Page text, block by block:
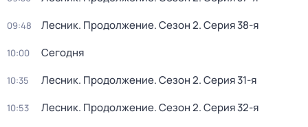
09:48 Лесник. Продолжение. Сезон 2. Серия 38-я
10:00 Сегодня
10:35 Лесник. Продолжение. Сезон 2. Серия 31-я
10:53 Лесник. Продолжение. Сезон 2. Серия 32-я